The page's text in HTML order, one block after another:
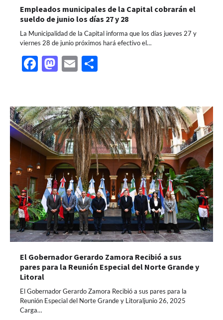
Empleados municipales de la Capital cobrarán el
sueldo de junio los días 27 y 28
La Municipalidad de la Capital informa que los días jueves 27 y
viernes 28 de junio próximos hará efectivo el…
Facebook
Mastodon
Email
El Gobernador Gerardo Zamora Recibió a sus
pares para la Reunión Especial del Norte Grande y
Litoral
El Gobernador Gerardo Zamora Recibió a sus pares para la
Reunión Especial del Norte Grande y Litoraljunio 26, 2025
Carga…